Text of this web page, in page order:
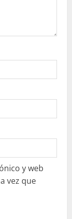
y web
vez que